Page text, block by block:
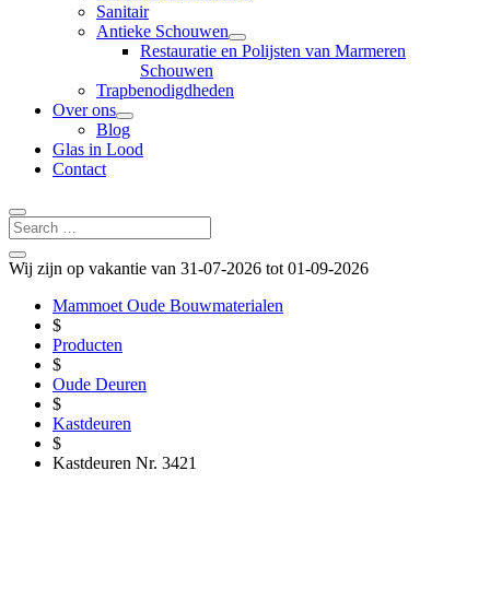
Sanitair
Antieke Schouwen
Restauratie en Polijsten van Marmeren
Schouwen
Trapbenodigdheden
Over ons
Blog
Glas in Lood
Contact
Wij zijn op vakantie van 31-07-2026 tot 01-09-2026
Mammoet Oude Bouwmaterialen
$
Producten
$
Oude Deuren
$
Kastdeuren
$
Kastdeuren Nr. 3421